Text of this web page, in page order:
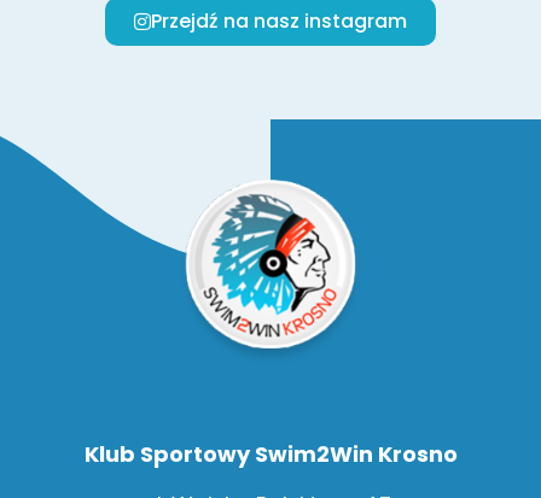
Przejdź na nasz instagram
Klub Sportowy Swim2Win Krosno